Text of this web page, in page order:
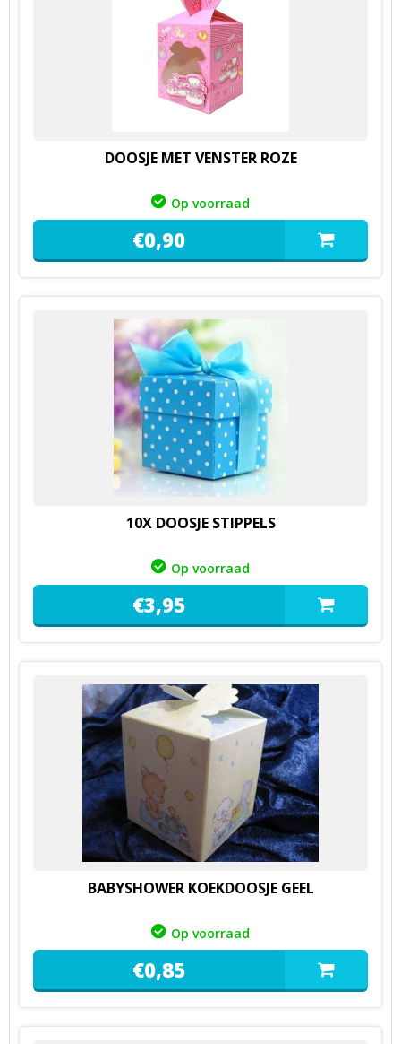
DOOSJE MET VENSTER ROZE
Op voorraad
€0,90
10X DOOSJE STIPPELS
Op voorraad
€3,95
BABYSHOWER KOEKDOOSJE GEEL
Op voorraad
€0,85